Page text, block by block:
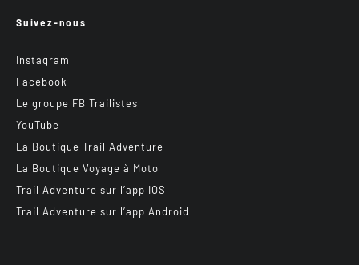
Suivez-nous
Instagram
Facebook
Le groupe FB Trailistes
YouTube
La Boutique Trail Adventure
La Boutique Voyage à Moto
Trail Adventure sur l’app IOS
Trail Adventure sur l’app Android